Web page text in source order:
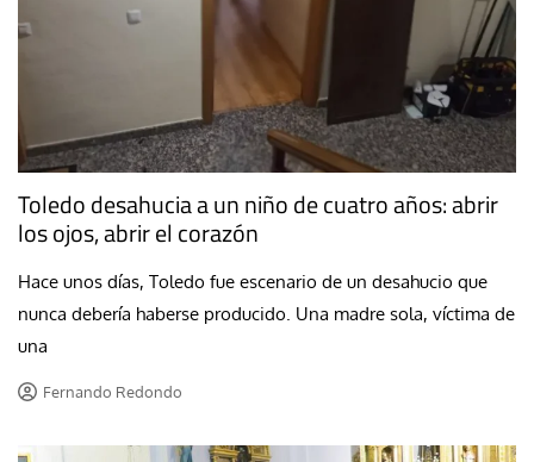
Toledo desahucia a un niño de cuatro años: abrir
los ojos, abrir el corazón
Hace unos días, Toledo fue escenario de un desahucio que
nunca debería haberse producido. Una madre sola, víctima de
una
Fernando Redondo